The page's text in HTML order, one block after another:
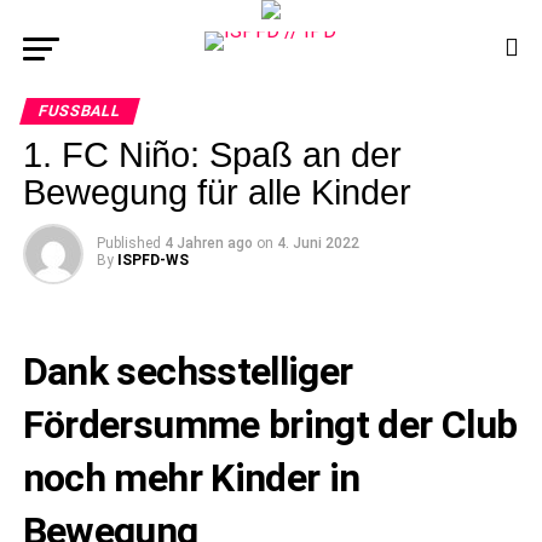
FUSSBALL
1. FC Niño: Spaß an der
Bewegung für alle Kinder
Published 4 Jahren ago on 4. Juni 2022
By ISPFD-WS
Dank sechsstelliger
Fördersumme bringt der Club
noch mehr Kinder in
Bewegung